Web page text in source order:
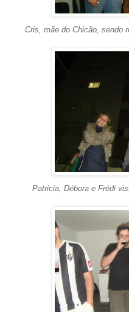
Cris, mãe do Chicão, sendo
Patricia, Débora e Frédi